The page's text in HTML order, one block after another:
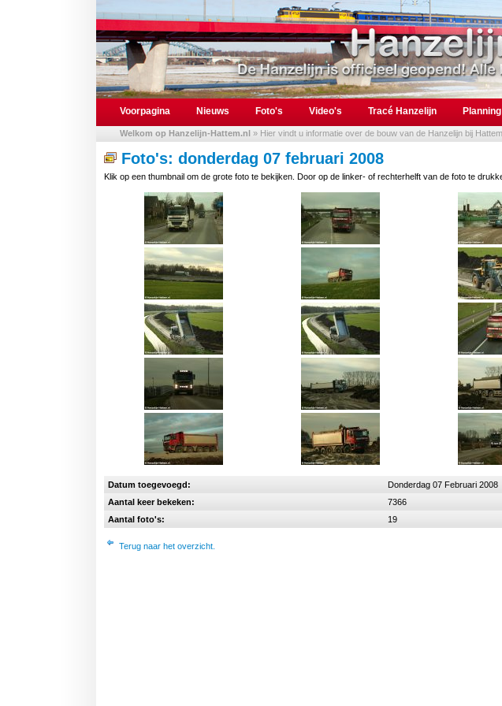
Voorpagina Nieuws Foto's Video's Tracé Hanzelijn Planning
Welkom op Hanzelijn-Hattem.nl » Hier vindt u informatie over de bouw van de Hanzelijn bij Hattem.
Foto's: donderdag 07 februari 2008
Klik op een thumbnail om de grote foto te bekijken. Door op de linker- of rechterhelft van de foto te
Datum toegevoegd:
Donderdag 07 Februari 2008
Aantal keer bekeken:
7366
Aantal foto's:
19
Terug naar het overzicht.